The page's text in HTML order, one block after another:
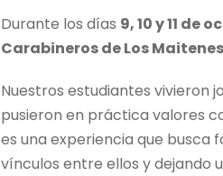
Durante los días 9, 10 y 11 de
Carabineros de Los
Nuestros estudiantes vivieron
pusieron en práctica valores
es una experiencia que busca
vínculos entre ellos y dejando